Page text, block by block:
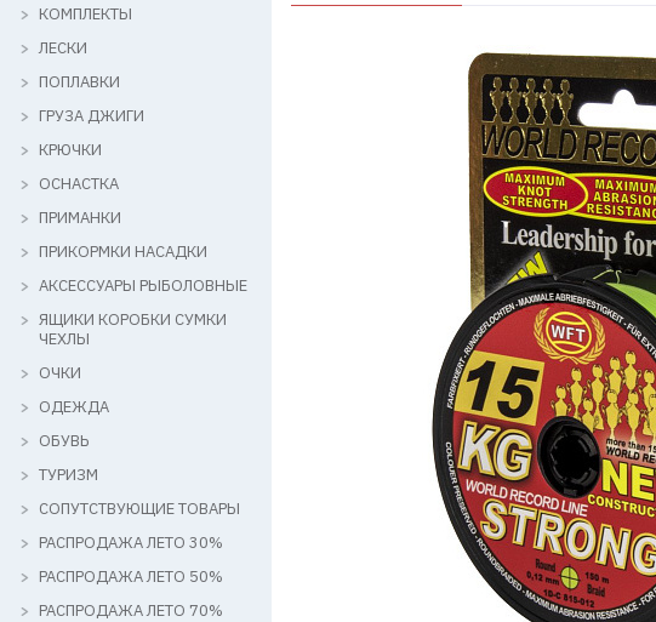
КОМПЛЕКТЫ
ЛЕСКИ
ПОПЛАВКИ
ГРУЗА ДЖИГИ
КРЮЧКИ
ОСНАСТКА
ПРИМАНКИ
ПРИКОРМКИ НАСАДКИ
АКСЕССУАРЫ РЫБОЛОВНЫЕ
ЯЩИКИ КОРОБКИ СУМКИ
ЧЕХЛЫ
ОЧКИ
ОДЕЖДА
ОБУВЬ
ТУРИЗМ
СОПУТСТВУЮЩИЕ ТОВАРЫ
РАСПРОДАЖА ЛЕТО 30%
РАСПРОДАЖА ЛЕТО 50%
РАСПРОДАЖА ЛЕТО 70%